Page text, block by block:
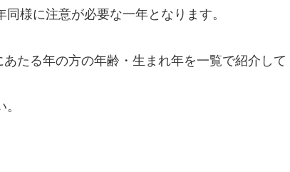
様に注意が必要な一年となります。
たる年の方の年齢・生まれ年を一覧で紹介して